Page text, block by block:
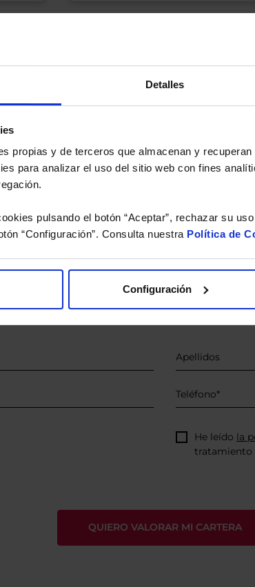
Detalles
propias y de terceros que almacenan y
para analizar el uso del sitio web con fines
pulsando el botón “Aceptar”, rechazar su
“Configuración”. Consulta nuestra Política de
Configuración
incluida la ausencia de rentabilidad y/o la pérdida del
pasadas garanticen resultados en el futuro ni sean
capital invertido mantendrá o aumentará su valor.
de Inversión tiene a su disposición información completa y
y sobre el Folleto (clicando en «ver informe») y el DFI (clicando en
no está recomendando la compra de estos Fondos en
final de inversión. El Cliente es responsable de las decisiones de
referencia a los Valores Liquidativos del Fondo al cierre de la
de dividendos si el fondo es de reparto. Todas las
los ISINs de sus Fondos y nuestros
Limpias con las que podrá ahorrar en sus
He leído la
tratamiento